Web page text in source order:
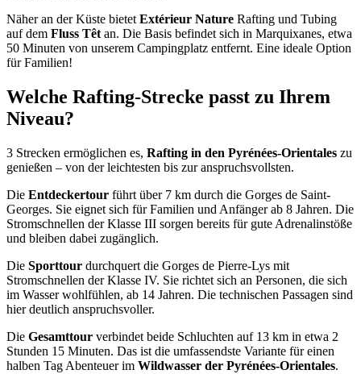
Näher an der Küste bietetExtérieur Nature Rafting und Tubing
auf dem Fluss Têtan. Die Basis befindet sich in Marquixanes, etwa
50 Minuten von unserem Campingplatz entfernt. Eine ideale Option
für Familien!
Welche Rafting-Strecke passt zu Ihrem
Niveau?
3 Strecken ermöglichen es, Rafting in den Pyrénées-Orientales zu
genießen – von der leichtesten bis zur anspruchsvollsten.
Die Entdeckertour führt über 7 km durch die Gorges de Saint-
Georges. Sie eignet sich für Familien und Anfänger ab 8 Jahren. Die
Stromschnellen der Klasse III sorgen bereits für gute Adrenalinstöße
und bleiben dabei zugänglich.
Die Sporttour durchquert die Gorges de Pierre-Lys mit
Stromschnellen der Klasse IV. Sie richtet sich an Personen, die sich
im Wasser wohlfühlen, ab 14 Jahren. Die technischen Passagen sind
hier deutlich anspruchsvoller.
Die Gesamttour verbindet beide Schluchten auf 13 km in etwa 2
Stunden 15 Minuten. Das ist die umfassendste Variante für einen
halben Tag Abenteuer im Wildwasser der Pyrénées-Orientales.